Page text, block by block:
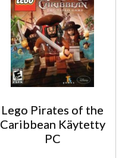
Lego Pirates of the
Caribbean Käytetty
PC